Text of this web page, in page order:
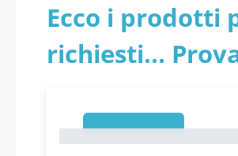
Ecco i prodotti
richiesti...